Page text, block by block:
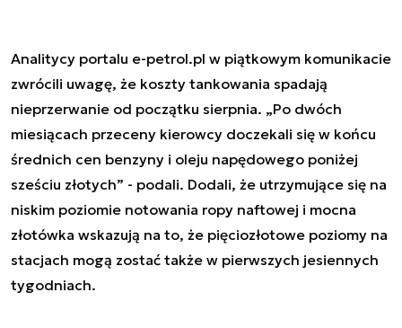
Analitycy portalu e-petrol.pl w piątkowym komunikacie
zwrócili uwagę, że koszty tankowania spadają
nieprzerwanie od początku sierpnia. „Po dwóch
miesiącach przeceny kierowcy doczekali się w końcu
średnich cen benzyny i oleju napędowego poniżej
sześciu złotych” - podali. Dodali, że utrzymujące się na
niskim poziomie notowania ropy naftowej i mocna
złotówka wskazują na to, że pięciozłotowe poziomy na
stacjach mogą zostać także w pierwszych jesiennych
tygodniach.